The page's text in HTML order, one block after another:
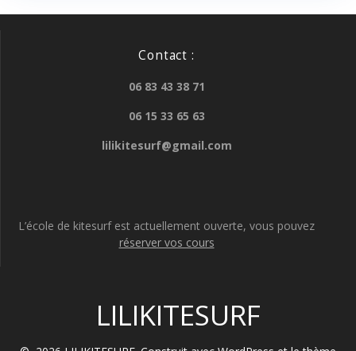
Contact :
06 83 43 38 71
06 15 33 65 63
lilikitesurf@gmail.com
L’école de kitesurf est actuellement ouverte, vous pouvez
réserver vos cours
LILIKITESURF